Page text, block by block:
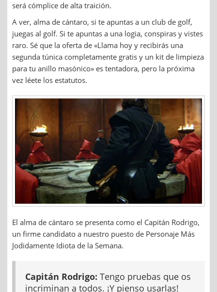
será cómplice de alta traición.
A ver, alma de cántaro, si te apuntas a un club de golf,
juegas al golf. Si te apuntas a una logia, conspiras y vistes
raro. Sé que la oferta de «Llama hoy y recibirás una
segunda túnica completamente gratis y un kit de limpieza
para tu anillo masónico» es tentadora, pero la próxima
vez léete los estatutos.
El alma de cántaro se presenta como el Capitán Rodrigo,
un firme candidato a nuestro puesto de Personaje Más
Jodidamente Idiota de la Semana.
Capitán Rodrigo: Tengo pruebas que os
incriminan a todos. ¡Y pienso usarlas!